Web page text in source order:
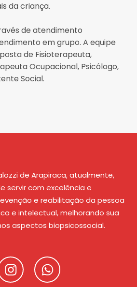
da criança.
de atendimento
em grupo. A equipe
de Fisioterapeuta,
Ocupacional, Psicólogo,
Social.
de Arapiraca, atualmente,
servir com excelência e
e reabilitação da pessoa
e intelectual, melhorando sua
aspectos biopsicossocial.